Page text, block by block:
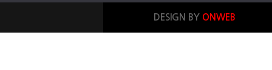
DESIGN BY ONWEB